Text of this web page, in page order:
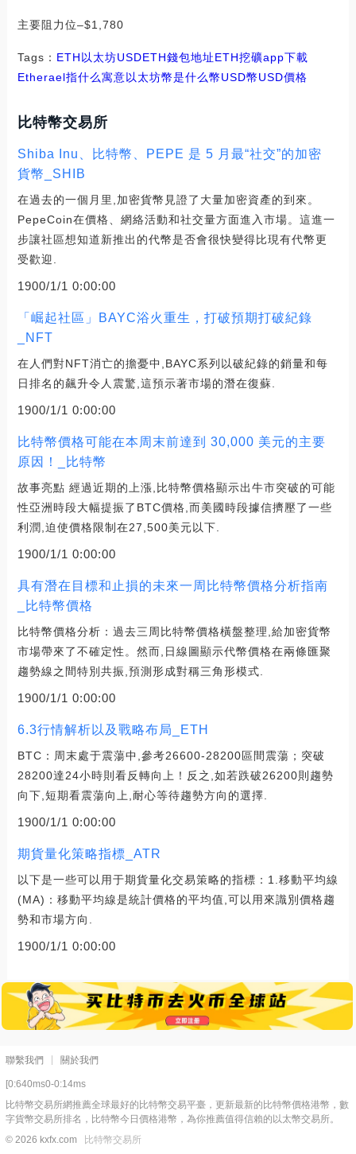
主要阻力位–$1,780
Tags： ETH以太坊USDETH錢包地址ETH挖礦app下載
Etherael指什么寓意以太坊幣是什么幣USD幣USD價格
比特幣交易所
Shiba Inu、比特幣、PEPE 是 5 月最“社交”的加密
貨幣_SHIB
在過去的一個月里,加密貨幣見證了大量加密資產的到來。
PepeCoin在價格、網絡活動和社交量方面進入市場。這進一
步讓社區想知道新推出的代幣是否會很快變得比現有代幣更
受歡迎.
1900/1/1 0:00:00
「崛起社區」BAYC浴火重生，打破預期打破紀錄
_NFT
在人們對NFT消亡的擔憂中,BAYC系列以破紀錄的銷量和每
日排名的飆升令人震驚,這預示著市場的潛在復蘇.
1900/1/1 0:00:00
比特幣價格可能在本周末前達到 30,000 美元的主要
原因！_比特幣
故事亮點 經過近期的上漲,比特幣價格顯示出牛市突破的可能
性亞洲時段大幅提振了BTC價格,而美國時段據信擠壓了一些
利潤,迫使價格限制在27,500美元以下.
1900/1/1 0:00:00
具有潛在目標和止損的未來一周比特幣價格分析指南
_比特幣價格
比特幣價格分析：過去三周比特幣價格橫盤整理,給加密貨幣
市場帶來了不確定性。然而,日線圖顯示代幣價格在兩條匯聚
趨勢線之間特別共振,預測形成對稱三角形模式.
1900/1/1 0:00:00
6.3行情解析以及戰略布局_ETH
BTC：周末處于震蕩中,參考26600-28200區間震蕩；突破
28200達24小時則看反轉向上！反之,如若跌破26200則趨勢
向下,短期看震蕩向上,耐心等待趨勢方向的選擇.
1900/1/1 0:00:00
期貨量化策略指標_ATR
以下是一些可以用于期貨量化交易策略的指標：1.移動平均線
(MA)：移動平均線是統計價格的平均值,可以用來識別價格趨
勢和市場方向.
1900/1/1 0:00:00
聯繫我們 關於我們
[0:640ms0-0:14ms
比特幣交易所網推薦全球最好的比特幣交易平臺，更新最新的比特幣價格港幣，數
字貨幣交易所排名，比特幣今日價格港幣，為你推薦值得信賴的以太幣交易所。
© 2026 kxfx.com
比特幣交易所